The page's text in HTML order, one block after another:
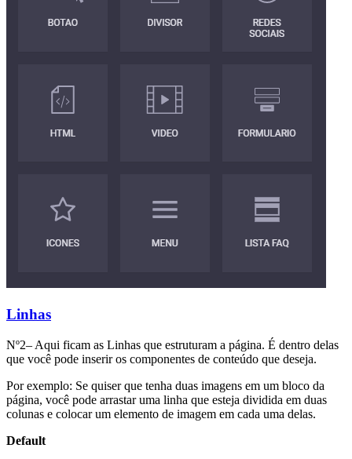
Linhas
Nº2– Aqui ficam as Linhas que estruturam a página. É dentro delas
que você pode inserir os componentes de conteúdo que deseja.
Por exemplo: Se quiser que tenha duas imagens em um bloco da
página, você pode arrastar uma linha que esteja dividida em duas
colunas e colocar um elemento de imagem em cada uma delas.
Default